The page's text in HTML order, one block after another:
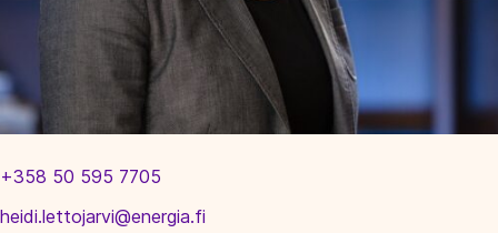
+358 50 595 7705
heidi.lettojarvi@energia.fi